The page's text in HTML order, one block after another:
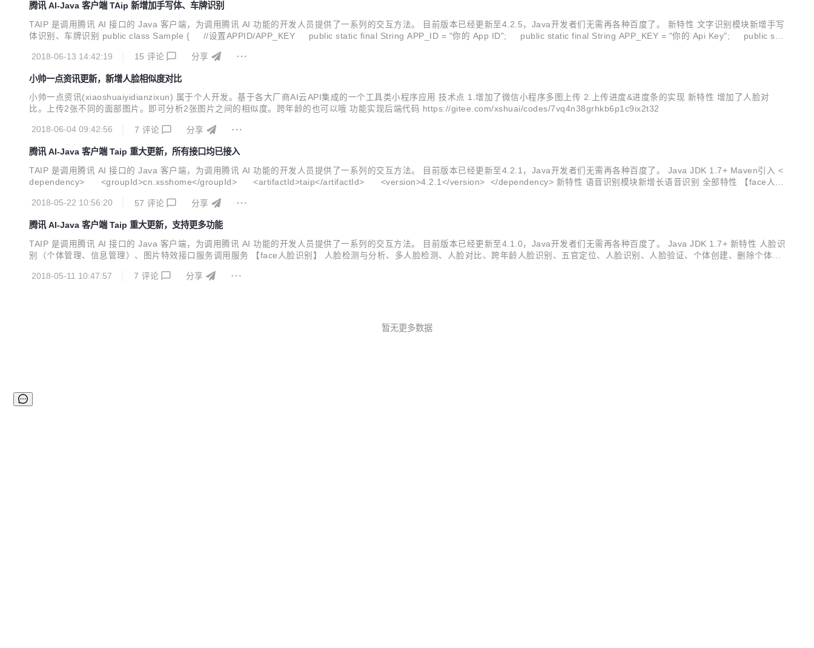
腾讯 AI-Java 客户端 TAip 新增加手写体、车牌识别
TAIP 是调用腾讯 AI 接口的 Java 客户端，为调用腾讯 AI 功能的开发人员提供了一系列的交互方法。 目前版本已经更新至4.2.5，Java开发者们无需再各种百度了。 新特性 文字识别模块新增手写
体识别、车牌识别 public class Sample { //设置APPID/APP_KEY public static final String APP_ID = "你的 App ID"; public static final String APP_KEY = "你的 Api Key"; public sta
2018-06-13 14:42:19
15 评论 分享
小帅一点资讯更新，新增人脸相似度对比
小帅一点资讯(xiaoshuaiyidianzixun) 属于个人开发。基于各大厂商AI云API集成的一个工具类小程序应用 技术点 1.增加了微信小程序多图上传 2.上传进度&进度条的实现 新特性 增加了人脸对
比。上传2张不同的面部图片。即可分析2张图片之间的相似度。跨年龄的也可以哦 功能实现后端代码 https://gitee.com/xshuai/codes/7vq4n38grhkb6p1c9ix2t32
2018-06-04 09:42:56 7 评论 分享
腾讯 AI-Java 客户端 Taip 重大更新，所有接口均已接入
TAIP 是调用腾讯 AI 接口的 Java 客户端，为调用腾讯 AI 功能的开发人员提供了一系列的交互方法。 目前版本已经更新至4.2.1，Java开发者们无需再各种百度了。 Java JDK 1.7+ Maven引入 <
dependency> <groupId>cn.xsshome</groupId> <artifactId>taip</artifactId> <version>4.2.1</version> </dependency> 新特性 语音识别模块新增长语音识别 全部特性 【face人脸
2018-05-22 10:56:20
57 评论 分享
腾讯 AI-Java 客户端 Taip 重大更新，支持更多功能
TAIP 是调用腾讯 AI 接口的 Java 客户端，为调用腾讯 AI 功能的开发人员提供了一系列的交互方法。 目前版本已经更新至4.1.0，Java开发者们无需再各种百度了。 Java JDK 1.7+ 新特性 人脸识
别（个体管理、信息管理）、图片特效接口服务调用服务 【face人脸识别】 人脸检测与分析、多人脸检测、人脸对比、跨年龄人脸识别、五官定位、人脸识别、人脸验证、个体创建、删除个体、
（AI Lab）、人脸融合...
2018-05-11 10:47:57 7 评论 分享
暂无更多数据